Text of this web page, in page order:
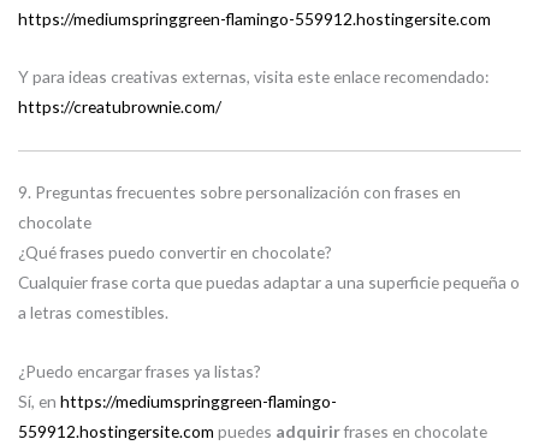
https://mediumspringgreen-flamingo-559912.hostingersite.com
Y para ideas creativas externas, visita este enlace recomendado:
https://creatubrownie.com/
9. Preguntas frecuentes sobre personalización con frases en
chocolate
¿Qué frases puedo convertir en chocolate?
Cualquier frase corta que puedas adaptar a una superficie pequeña o
a letras comestibles.
¿Puedo encargar frases ya listas?
Sí, en https://mediumspringgreen-flamingo-
559912.hostingersite.com puedes adquirirfrases en chocolate